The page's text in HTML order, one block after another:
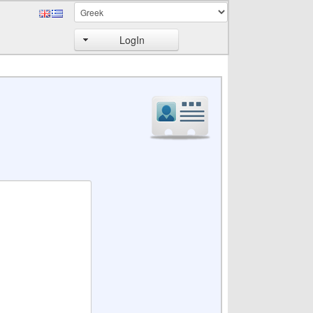
LogIn